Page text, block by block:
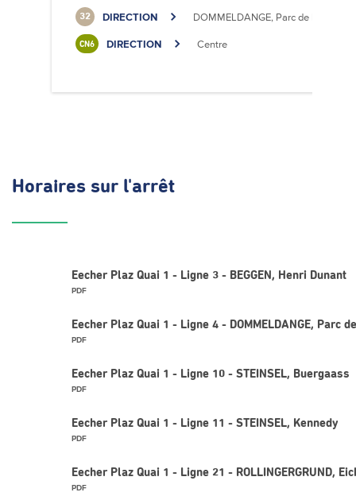
32 DIRECTION DOMMELDANGE, Parc de l'Europe
CN6 DIRECTION Centre
Horaires sur l'arrêt
Eecher Plaz Quai 1 - Ligne 3 - BEGGEN, Henri Dunant
PDF
Eecher Plaz Quai 1 - Ligne 4 - DOMMELDANGE, Parc
PDF
Eecher Plaz Quai 1 - Ligne 10 - STEINSEL, Buergaass
PDF
Eecher Plaz Quai 1 - Ligne 11 - STEINSEL, Kennedy
PDF
Eecher Plaz Quai 1 - Ligne 21 - ROLLINGERGRUND,
PDF